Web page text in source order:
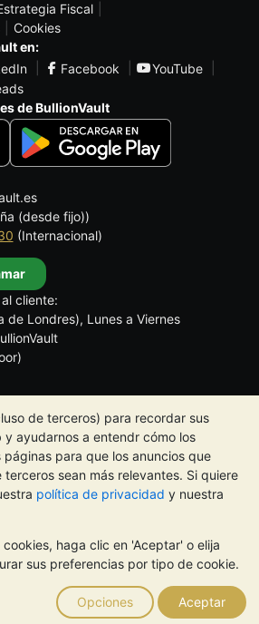
de terceros) para recordar sus
ayudarnos a entendr cómo los
páginas para que los anuncios que
terceros sean más relevantes. Si quiere
política de privacidad y nuestra
haga clic en 'Aceptar' o elija
sus preferencias por tipo de cookie.
Opciones Aceptar
Fiscal
Cookies
en:
Facebook
YouTube
de BullionVault
(desde fijo))
(Internacional)
cliente:
de Londres), Lunes a Viernes
preciosos puede tanto bajar como
no garantizan la evolución
de lo contenido en los sitios web de
de sus comunicaciones constituye